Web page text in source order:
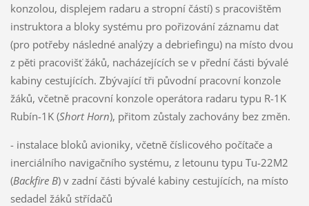
konzolou, displejem radaru a stropní částí) s pracovištěm
instruktora a bloky systému pro pořizování záznamu dat
(pro potřeby následné analýzy a debriefingu) na místo dvou
z pěti pracovišť žáků, nacházejících se v přední části bývalé
kabiny cestujících. Zbývající tři původní pracovní konzole
žáků, včetně pracovní konzole operátora radaru typu R-1K
Rubín-1K (Short Horn), přitom zůstaly zachovány bez změn.
- instalace bloků avioniky, včetně číslicového počítače a
inerciálního navigačního systému, z letounu typu Tu-22M2
(Backfire B) v zadní části bývalé kabiny cestujících, na místo
sedadel žáků střídačů